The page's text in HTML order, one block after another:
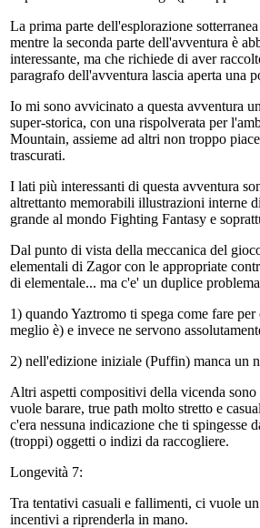
La prima parte dell'esplorazione
mentre la seconda parte dell'avventura è
interessante, ma che richiede di aver
paragrafo dell'avventura lascia aperta
Io mi sono avvicinato a questa avventura
super-storica, con una rispolverata per
Mountain, assieme ad altri non troppo
trascurati.
I lati più interessanti di questa avventura
altrettanto memorabili illustrazioni interne
grande al mondo Fighting Fantasy e
Dal punto di vista della meccanica del
elementali di Zagor con le appropriate
di elementale... ma c'e' un duplice
1) quando Yaztromo ti spega come fare
meglio è) e invece ne servono
2) nell'edizione iniziale (Puffin) manca un
Altri aspetti compositivi della vicenda
vuole barare, true path molto stretto e
c'era nessuna indicazione che ti spingesse
(troppi) oggetti o indizi da raccogliere.
Longevità 7:
Tra tentativi casuali e fallimenti, ci vuole
incentivi a riprenderla in mano.